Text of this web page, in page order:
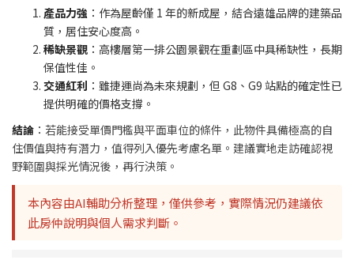
產品力強 ：作為屋齡僅 1 年的新成屋，結合遠雄品牌的建築品
質，居住安心度高。
稀缺景觀 ：高樓層第一排公園景觀在重劃區中具稀缺性，長期
保值性佳。
交通紅利 ：雖捷運尚為未來規劃，但 G8、G9 站點的確定性已
提供明確的價格支撐。
結論 ：若能接受單價門檻與平面車位的條件，此物件具備極高的自
住價值與持有潛力，值得列入優先考慮名單。建議實地走訪確認視
野範圍與採光情況後，再行決策。
本內容由AI輔助分析整理，僅供參考，實際情況仍建議依
此房仲說明與個人需求判斷。